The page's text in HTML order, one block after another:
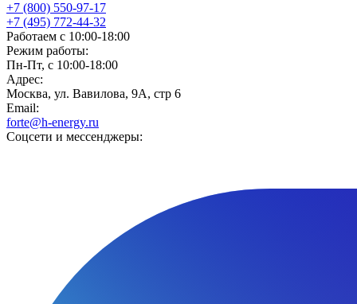
+7 (800) 550-97-17
+7 (495) 772-44-32
Работаем с 10:00-18:00
Режим работы:
Пн-Пт, с 10:00-18:00
Адрес:
Москва, ул. Вавилова, 9А, стр 6
Email:
forte@h-energy.ru
Соцсети и мессенджеры: